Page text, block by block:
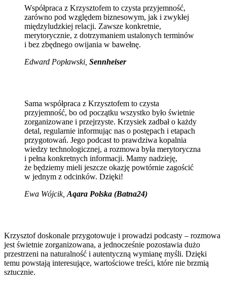
Współpraca z Krzysztofem to czysta przyjemność,
zarówno pod względem biznesowym, jak i zwykłej
międzyludzkiej relacji. Zawsze konkretnie,
merytorycznie, z dotrzymaniem ustalonych terminów
i bez zbędnego owijania w bawełnę.
Edward Popławski, Sennheiser
Sama współpraca z Krzysztofem to czysta
przyjemność, bo od początku wszystko było świetnie
zorganizowane i przejrzyste. Krzysiek zadbał o każdy
detal, regularnie informując nas o postępach i etapach
przygotowań. Jego podcast to prawdziwa kopalnia
wiedzy technologicznej, a rozmowa była merytoryczna
i pełna konkretnych informacji. Mamy nadzieję,
że będziemy mieli jeszcze okazję powtórnie zagościć
w jednym z odcinków. Dzięki!
Ewa Wójcik, Aqara Polska (Batna24)
Krzysztof doskonale przygotowuje i prowadzi podcasty – rozmowa
jest świetnie zorganizowana, a jednocześnie pozostawia dużo
przestrzeni na naturalność i autentyczną wymianę myśli. Dzięki
temu powstają interesujące, wartościowe treści, które nie brzmią
sztucznie.